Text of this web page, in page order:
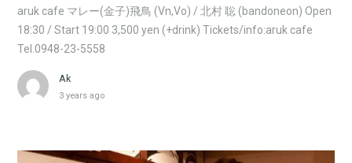
aruk cafe マレー(金子)飛鳥 (Vn,Vo) / 北村 聡 (bandoneon) Open
18:30 / Start 19:00 3,500 yen (+drink) Tickets/info:aruk cafe
Tel.0948-23-5558
Ak
3 years ago